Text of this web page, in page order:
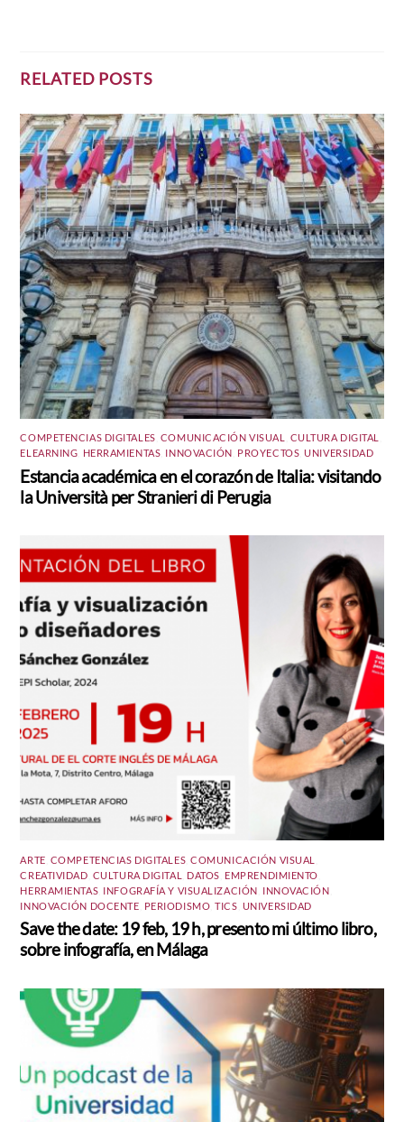
RELATED POSTS
COMPETENCIAS DIGITALES COMUNICACIÓN VISUAL CULTURA DIGITAL
ELEARNING HERRAMIENTAS INNOVACIÓN PROYECTOS ,UNIVERSIDAD
Estancia académica en el corazón de Italia: visitando
la Università per Stranieri di Perugia
ARTE COMPETENCIAS DIGITALES ,COMUNICACIÓN VISUAL
CREATIVIDAD CULTURA DIGITAL DATOS EMPRENDIMIENTO
HERRAMIENTAS INFOGRAFÍA Y VISUALIZACIÓN INNOVACIÓN
INNOVACIÓN DOCENTE PERIODISMO ,TICS UNIVERSIDAD
Save the date: 19 feb, 19 h, presento mi último libro,
sobre infografía, en Málaga